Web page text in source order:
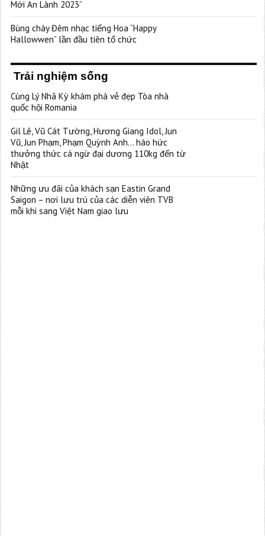
Mới An Lành 2023”
Bùng cháy Đêm nhạc tiếng Hoa “Happy
Hallowwen” lần đầu tiên tổ chức
Trải nghiệm sống
Cùng Lý Nhã Kỳ khám phá vẻ đẹp Tòa nhà
quốc hội Romania
Gil Lê, Vũ Cát Tường, Hương Giang Idol, Jun
Vũ, Jun Phạm, Phạm Quỳnh Anh… háo hức
thưởng thức cá ngừ đại dương 110kg đến từ
Nhật
Những ưu đãi của khách sạn Eastin Grand
Saigon – nơi lưu trú của các diễn viên TVB
mỗi khi sang Việt Nam giao lưu